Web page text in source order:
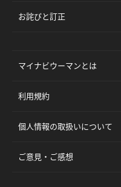
お詫びと訂正
マイナビウーマンとは
利用規約
個人情報の取扱いについて
ご意見・ご感想